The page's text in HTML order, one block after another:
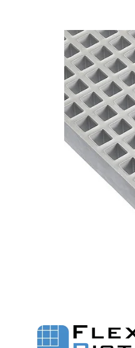
kryssribber
Festebeslag - Standardrister
Fastgørelse - Trinn
Beslag - Fibergitter
Festebeslag -